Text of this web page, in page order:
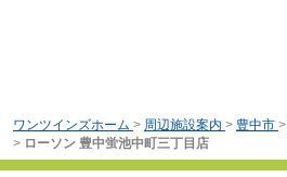
ワンツインズホーム > 周辺施設案内 > 豊中市 >
> ローソン 豊中蛍池中町三丁目店